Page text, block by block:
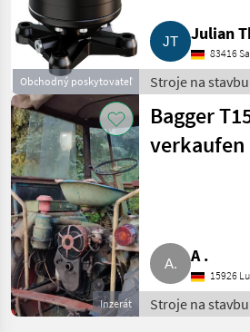
MARKETPLACE
Marketplace
Ponuky
predajcov
Drobné
inzeráty
Obchodný poskytovateľ
Julian
83416
Stroje na
Nakladačový
Inzerát
Bagger
verkaufen
A .
15926
Stroje na
Nakladačový